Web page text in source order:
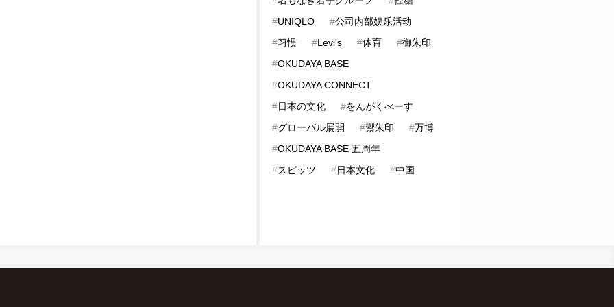
#UNIQLO #公司内部娱乐活动
#习惯 #Levi's #体育 #御朱印
#OKUDAYA BASE
#OKUDAYA CONNECT
#日本の文化 #をんがくべーす
#グローバル展開 #禦朱印 #万博
#OKUDAYA BASE 五周年
#スピッツ #日本文化 #中国